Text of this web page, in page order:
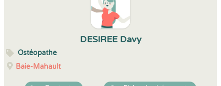
DESIREE Davy
Ostéopathe
Baie-Mahault